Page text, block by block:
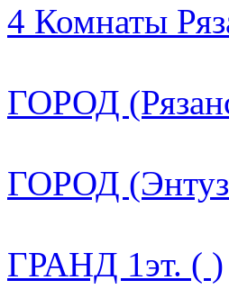
4 Комнаты
ГОРОД
ГОРОД
ГРАНД 1эт. ( )